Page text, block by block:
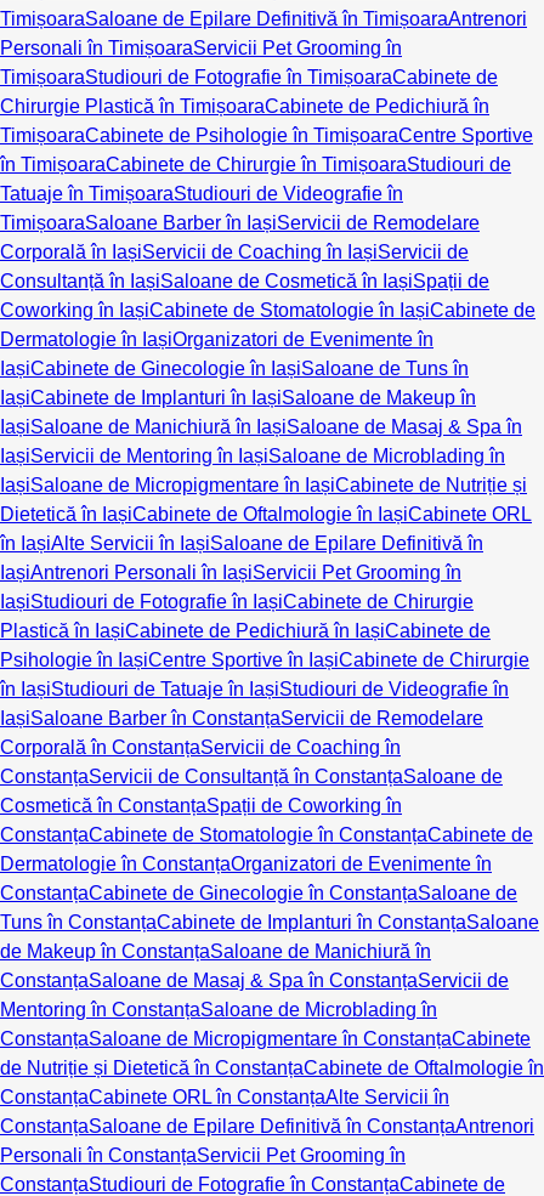
TimișoaraSaloane de Epilare Definitivă în TimișoaraAntrenori
Personali în TimișoaraServicii Pet Grooming în
TimișoaraStudiouri de Fotografie în TimișoaraCabinete de
Chirurgie Plastică în TimișoaraCabinete de Pedichiură în
TimișoaraCabinete de Psihologie în TimișoaraCentre Sportive
în TimișoaraCabinete de Chirurgie în TimișoaraStudiouri de
Tatuaje în TimișoaraStudiouri de Videografie în
TimișoaraSaloane Barber în IașiServicii de Remodelare
Corporală în IașiServicii de Coaching în IașiServicii de
Consultanță în IașiSaloane de Cosmetică în IașiSpații de
Coworking în IașiCabinete de Stomatologie în IașiCabinete de
Dermatologie în IașiOrganizatori de Evenimente în
IașiCabinete de Ginecologie în IașiSaloane de Tuns în
IașiCabinete de Implanturi în IașiSaloane de Makeup în
IașiSaloane de Manichiură în IașiSaloane de Masaj & Spa în
IașiServicii de Mentoring în IașiSaloane de Microblading în
IașiSaloane de Micropigmentare în IașiCabinete de Nutriție și
Dietetică în IașiCabinete de Oftalmologie în IașiCabinete ORL
în IașiAlte Servicii în IașiSaloane de Epilare Definitivă în
IașiAntrenori Personali în IașiServicii Pet Grooming în
IașiStudiouri de Fotografie în IașiCabinete de Chirurgie
Plastică în IașiCabinete de Pedichiură în IașiCabinete de
Psihologie în IașiCentre Sportive în IașiCabinete de Chirurgie
în IașiStudiouri de Tatuaje în IașiStudiouri de Videografie în
IașiSaloane Barber în ConstanțaServicii de Remodelare
Corporală în ConstanțaServicii de Coaching în
ConstanțaServicii de Consultanță în ConstanțaSaloane de
Cosmetică în ConstanțaSpații de Coworking în
ConstanțaCabinete de Stomatologie în ConstanțaCabinete de
Dermatologie în ConstanțaOrganizatori de Evenimente în
ConstanțaCabinete de Ginecologie în ConstanțaSaloane de
Tuns în ConstanțaCabinete de Implanturi în ConstanțaSaloane
de Makeup în ConstanțaSaloane de Manichiură în
ConstanțaSaloane de Masaj & Spa în ConstanțaServicii de
Mentoring în ConstanțaSaloane de Microblading în
ConstanțaSaloane de Micropigmentare în ConstanțaCabinete
de Nutriție și Dietetică în ConstanțaCabinete de Oftalmologie în
ConstanțaCabinete ORL în ConstanțaAlte Servicii în
ConstanțaSaloane de Epilare Definitivă în ConstanțaAntrenori
Personali în ConstanțaServicii Pet Grooming în
ConstanțaStudiouri de Fotografie în ConstanțaCabinete de